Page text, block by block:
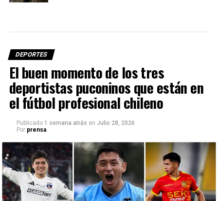
DEPORTES
El buen momento de los tres
deportistas puconinos que están en
el fútbol profesional chileno
Publicado 1 semana atrás en Julio 28, 2026
Por prensa